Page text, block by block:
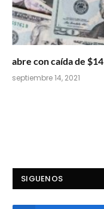
abre con caída de $14
septiembre 14, 2021
SIGUENOS